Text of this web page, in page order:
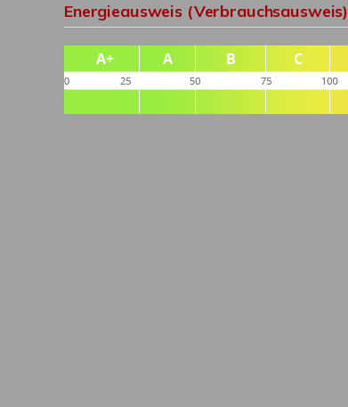
Energieausweis (Verbrauchsausweis)